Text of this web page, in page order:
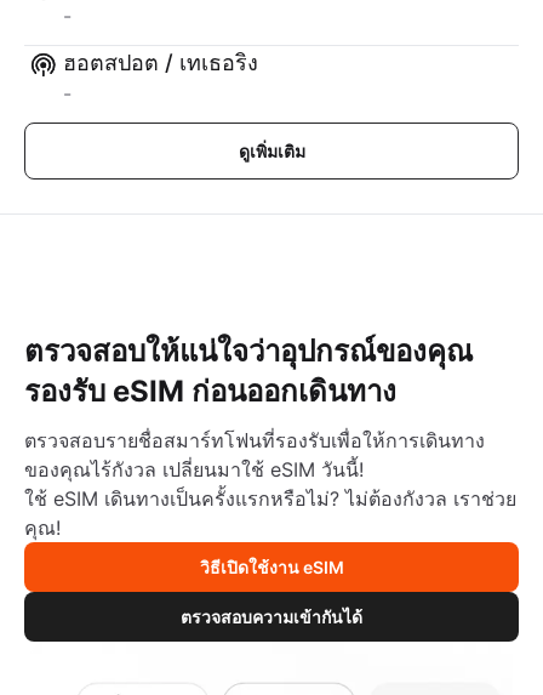
-
ฮอตสปอต / เทเธอริง
-
ดูเพิ่มเติม
ตรวจสอบให้แน่ใจว่าอุปกรณ์ของคุณ
รองรับ eSIM ก่อนออกเดินทาง
ตรวจสอบรายชื่อสมาร์ทโฟนที่รองรับเพื่อให้การเดินทาง
ของคุณไร้กังวล เปลี่ยนมาใช้ eSIM วันนี้!
ใช้ eSIM เดินทางเป็นครั้งแรกหรือไม่? ไม่ต้องกังวล เราช่วย
คุณ!
วิธีเปิดใช้งาน eSIM
ตรวจสอบความเข้ากันได้